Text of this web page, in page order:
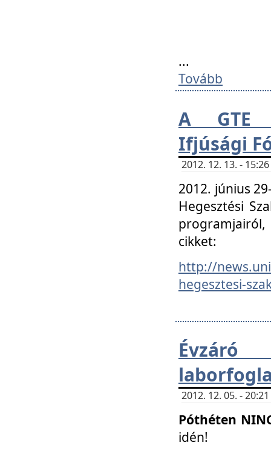
...
Tovább
A GTE
Ifjúsági
2012. 12. 13. -
2012. június
Hegesztési
cikket:
http://
hegesztesi-
2012. 12. 05. -
Póthéten
idén!